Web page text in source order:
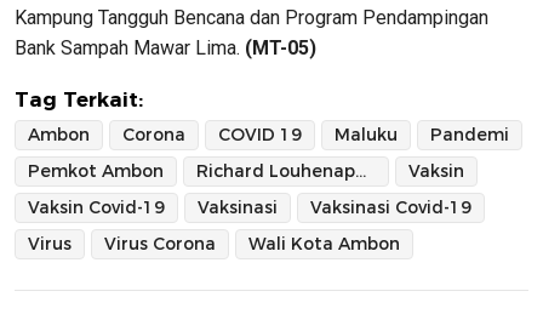
Kampung Tangguh Bencana dan Program Pendampingan
Bank Sampah Mawar Lima. (MT-05)
Tag Terkait:
Ambon Corona COVID 19 Maluku
Pandemi
Pemkot Ambon
Richard Louhenapessy
Vaksin
Vaksin Covid-19
Vaksinasi
Vaksinasi Covid-19
Virus
Virus Corona Wali Kota Ambon